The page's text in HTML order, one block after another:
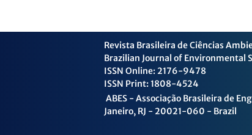
Revista Brasileira de Ciências
Brazilian Journal of Environmental
ISSN Online: 2176-9478
ISSN Print: 1808-4524
ABES - Associação Brasileira de
Janeiro, RJ - 20021-060 - Brazil